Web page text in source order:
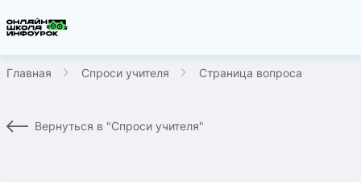
Главная Спроси учителя Страница вопроса
Вернуться в "Спроси учителя"